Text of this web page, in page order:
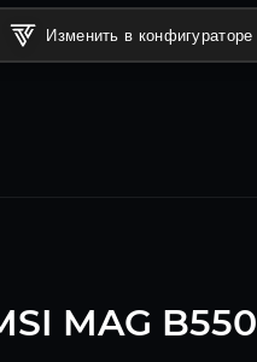
Изменить в конфигураторе
MAG B550